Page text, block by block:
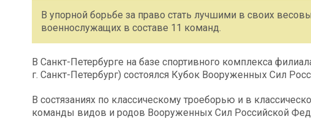
В упорной борьбе за право стать лучшими в своих
военнослужащих в составе 11 команд.
В Санкт-Петербурге на базе спортивного комплекса
г. Санкт-Петербург) состоялся Кубок Вооруженных Сил
В состязаниях по классическому троеборью и в
команды видов и родов Вооруженных Сил Российской